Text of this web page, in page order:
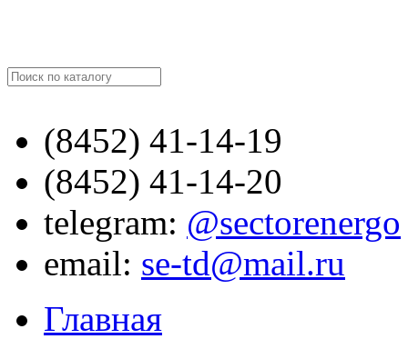
(8452) 41-14-19
(8452) 41-14-20
telegram: @sectorenergo
email: se-td@mail.ru
Главная